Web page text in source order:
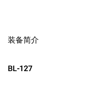
装备简介
BL-127